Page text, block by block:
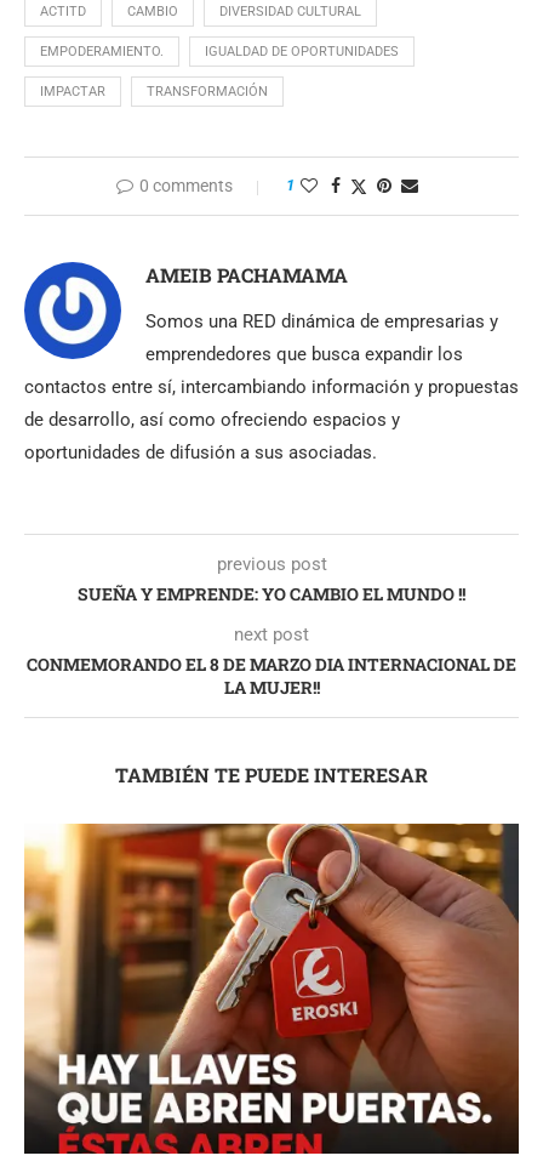
ACTITD CAMBIO DIVERSIDAD CULTURAL
EMPODERAMIENTO. IGUALDAD DE OPORTUNIDADES
IMPACTAR TRANSFORMACIÓN
0 comments 1
AMEIB PACHAMAMA
Somos una RED dinámica de empresarias y
emprendedores que busca expandir los
contactos entre sí, intercambiando información y propuestas
de desarrollo, así como ofreciendo espacios y
oportunidades de difusión a sus asociadas.
previous post
SUEÑA Y EMPRENDE: YO CAMBIO EL MUNDO !!
next post
CONMEMORANDO EL 8 DE MARZO DIA INTERNACIONAL DE
LA MUJER!!
TAMBIÉN TE PUEDE INTERESAR